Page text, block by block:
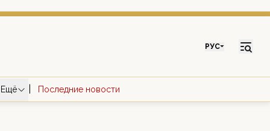
РУС
Ещё Последние новости